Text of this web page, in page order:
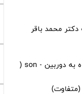
محمد باقر
دانلود قالب مرد سیاه پوست در حال نگاه به دوربین - son (
(متفاوت)